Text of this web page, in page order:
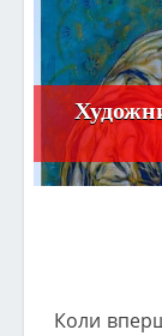
Коли